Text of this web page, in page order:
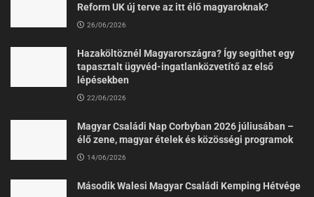
Reform UK új terve az itt élő magyaroknak?
26/06/2026
Hazaköltöznél Magyarországra? Így segíthet egy
tapasztalt ügyvéd-ingatlanközvetítő az első
lépésekben
22/06/2026
Magyar Családi Nap Corbyban 2026 júliusában –
élő zene, magyar ételek és közösségi programok
14/06/2026
Második Walesi Magyar Családi Kemping Hétvége